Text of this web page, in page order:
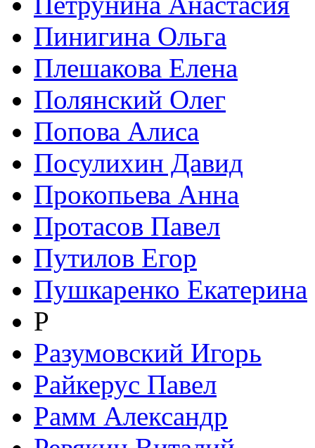
Пинигина Ольга
Плешакова Елена
Полянский Олег
Попова Алиса
Посулихин Давид
Прокопьева Анна
Протасов Павел
Путилов Егор
Пушкаренко Екатерина
Р
Разумовский Игорь
Райкерус Павел
Рамм Александр